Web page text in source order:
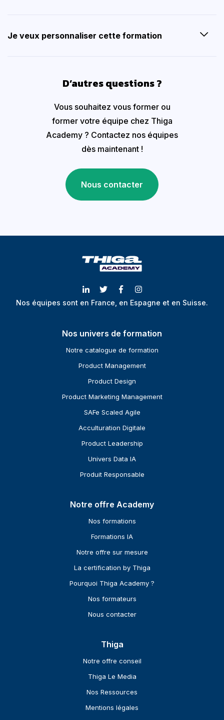
Je veux personnaliser cette formation
D’autres questions ?
Vous souhaitez vous former ou
former votre équipe chez Thiga
Academy ? Contactez nos équipes
dès maintenant !
Nous contacter
Nos équipes sont en France, en Espagne et en Suisse.
Nos univers de formation
Notre catalogue de formation
Product Management
Product Design
Product Marketing Management
SAFe Scaled Agile
Acculturation Digitale
Product Leadership
Univers Data IA
Produit Responsable
Notre offre Academy
Nos formations
Formations IA
Notre offre sur mesure
La certification by Thiga
Pourquoi Thiga Academy ?
Nos formateurs
Nous contacter
Thiga
Notre offre conseil
Thiga Le Media
Nos Ressources
Mentions légales